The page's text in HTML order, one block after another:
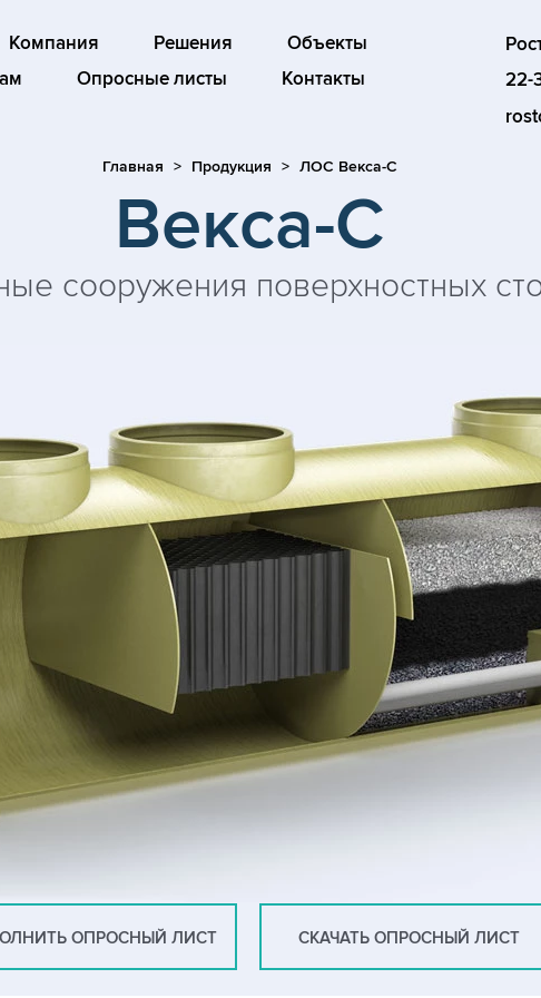
Компания Решения
Объекты
Опросные листы Контакты
22-
Главная Продукция ЛОС Векса-С
Векса-С
сооружения поверхностных
ОПРОСНЫЙ ЛИСТ СКАЧАТЬ ОПРОСНЫЙ ЛИСТ